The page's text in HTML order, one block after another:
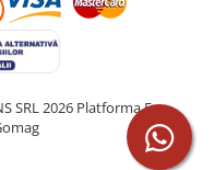
SRL 2026 Platforma E-